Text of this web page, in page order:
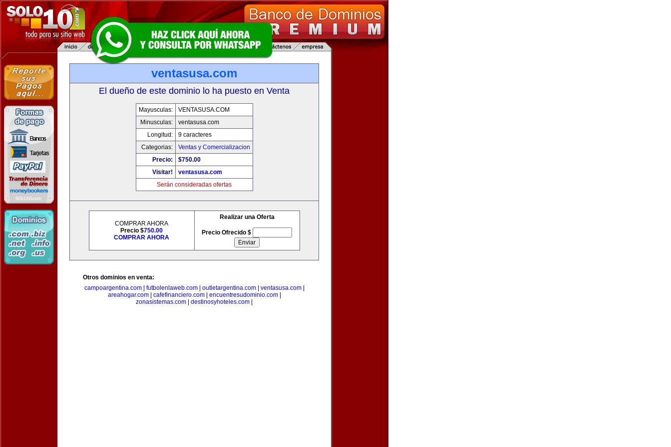
ventasusa.com
El dueño de este dominio lo ha puesto en Venta
Mayusculas:
VENTASUSA.COM
Minusculas:
ventasusa.com
Longitud:
9 caracteres
Categorias:
Ventas y Comercializacion
Precio:
$750.00
Visitar!
ventasusa.com
Serán consideradas ofertas
COMPRAR AHORA
Precio $750.00
COMPRAR AHORA
Realizar una Oferta
Precio Ofrecido $
Otros dominios en venta:
campoargentina.com| futbolenlaweb.com| outletargentina.com| ventasusa.com|
areahogar.com| cafefinanciero.com| encuentresudominio.com|
zonasistemas.com
destinosyhoteles.com